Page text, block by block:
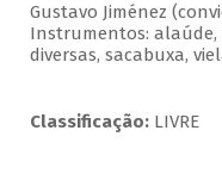
Gustavo Jiménez
Instrumentos:
diversas, sacabuxa,
Classificação: LIVRE